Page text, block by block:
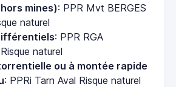
mines): PPR Mvt BERGES
naturel
: PPR RGA
naturel
ou à montée rapide
: PPRi Tarn Aval Risque naturel